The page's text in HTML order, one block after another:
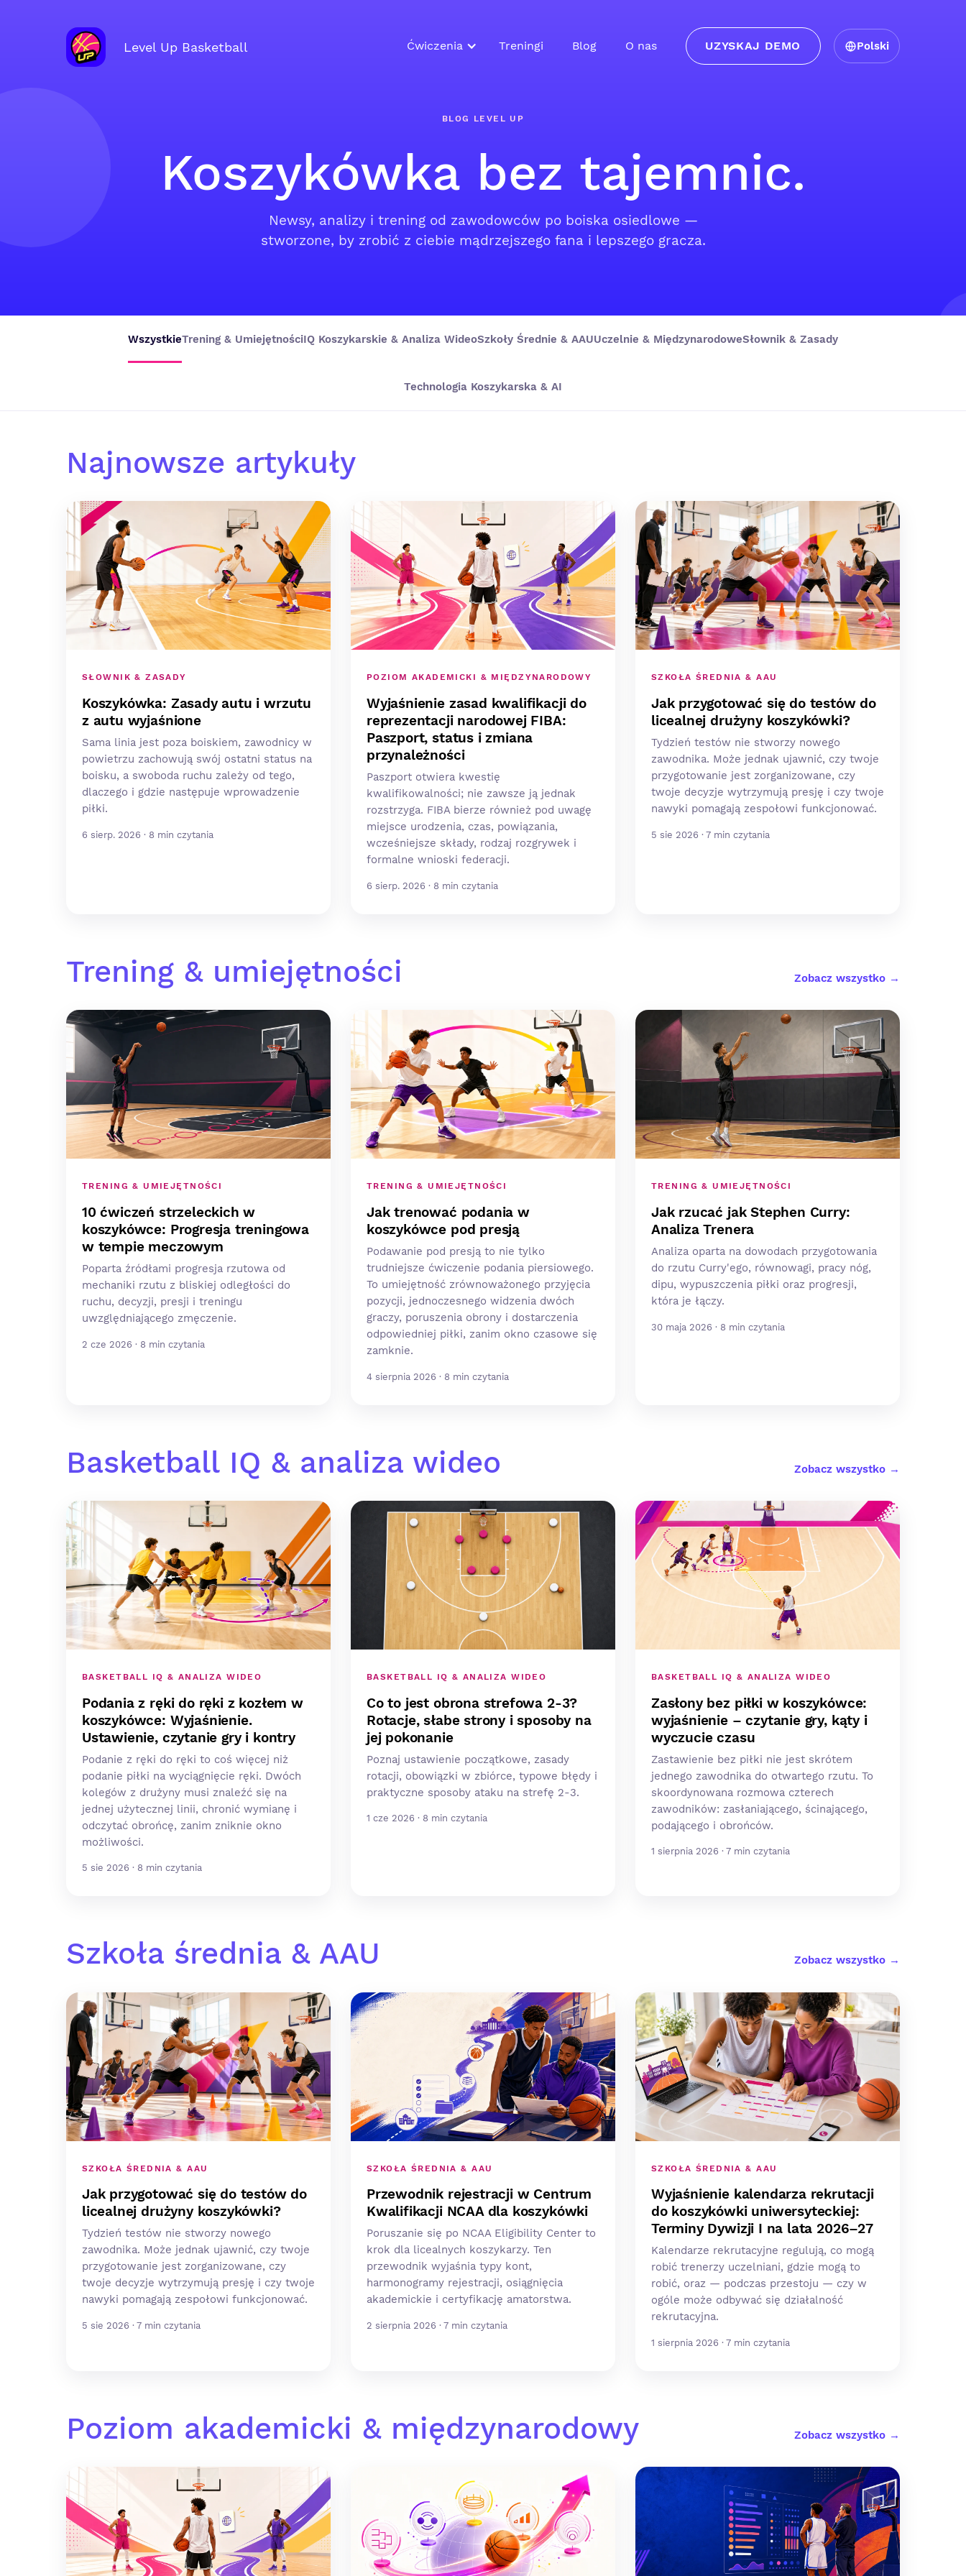
Level Up Basketball Ćwiczenia Treningi Blog O nas UZYSKAJ DEMO Polski
BLOG LEVEL UP
Koszykówka bez tajemnic.
Newsy, analizy i trening od zawodowców po boiska osiedlowe —
stworzone, by zrobić z ciebie mądrzejszego fana i lepszego gracza.
WszystkieTrening & UmiejętnościIQ Koszykarskie & Analiza WideoSzkoły Średnie & AAUUczelnie & MiędzynarodoweSłownik & Zasady
Technologia Koszykarska & AI
Najnowsze artykuły
SŁOWNIK & ZASADY
Koszykówka: Zasady autu i wrzutu
z autu wyjaśnione
Sama linia jest poza boiskiem, zawodnicy w
powietrzu zachowują swój ostatni status na
boisku, a swoboda ruchu zależy od tego,
dlaczego i gdzie następuje wprowadzenie
piłki.
6 sierp. 2026 · 8 min czytania
POZIOM AKADEMICKI & MIĘDZYNARODOWY
Wyjaśnienie zasad kwalifikacji do
reprezentacji narodowej FIBA:
Paszport, status i zmiana
przynależności
Paszport otwiera kwestię
kwalifikowalności; nie zawsze ją jednak
rozstrzyga. FIBA bierze również pod uwagę
miejsce urodzenia, czas, powiązania,
wcześniejsze składy, rodzaj rozgrywek i
formalne wnioski federacji.
6 sierp. 2026 · 8 min czytania
SZKOŁA ŚREDNIA & AAU
Jak przygotować się do testów do
licealnej drużyny koszykówki?
Tydzień testów nie stworzy nowego
zawodnika. Może jednak ujawnić, czy twoje
przygotowanie jest zorganizowane, czy
twoje decyzje wytrzymują presję i czy twoje
nawyki pomagają zespołowi funkcjonować.
5 sie 2026 · 7 min czytania
Trening & umiejętności Zobacz wszystko →
TRENING & UMIEJĘTNOŚCI
10 ćwiczeń strzeleckich w
koszykówce: Progresja treningowa
w tempie meczowym
Poparta źródłami progresja rzutowa od
mechaniki rzutu z bliskiej odległości do
ruchu, decyzji, presji i treningu
uwzględniającego zmęczenie.
2 cze 2026 · 8 min czytania
TRENING & UMIEJĘTNOŚCI
Jak trenować podania w
koszykówce pod presją
Podawanie pod presją to nie tylko
trudniejsze ćwiczenie podania piersiowego.
To umiejętność zrównoważonego przyjęcia
pozycji, jednoczesnego widzenia dwóch
graczy, poruszenia obrony i dostarczenia
odpowiedniej piłki, zanim okno czasowe się
zamknie.
4 sierpnia 2026 · 8 min czytania
TRENING & UMIEJĘTNOŚCI
Jak rzucać jak Stephen Curry:
Analiza Trenera
Analiza oparta na dowodach przygotowania
do rzutu Curry'ego, równowagi, pracy nóg,
dipu, wypuszczenia piłki oraz progresji,
która je łączy.
30 maja 2026 · 8 min czytania
Basketball IQ & analiza wideo Zobacz wszystko →
BASKETBALL IQ & ANALIZA WIDEO
Podania z ręki do ręki z kozłem w
koszykówce: Wyjaśnienie.
Ustawienie, czytanie gry i kontry
Podanie z ręki do ręki to coś więcej niż
podanie piłki na wyciągnięcie ręki. Dwóch
kolegów z drużyny musi znaleźć się na
jednej użytecznej linii, chronić wymianę i
odczytać obrońcę, zanim zniknie okno
możliwości.
5 sie 2026 · 8 min czytania
BASKETBALL IQ & ANALIZA WIDEO
Co to jest obrona strefowa 2-3?
Rotacje, słabe strony i sposoby na
jej pokonanie
Poznaj ustawienie początkowe, zasady
rotacji, obowiązki w zbiórce, typowe błędy i
praktyczne sposoby ataku na strefę 2-3.
1 cze 2026 · 8 min czytania
BASKETBALL IQ & ANALIZA WIDEO
Zasłony bez piłki w koszykówce:
wyjaśnienie – czytanie gry, kąty i
wyczucie czasu
Zastawienie bez piłki nie jest skrótem
jednego zawodnika do otwartego rzutu. To
skoordynowana rozmowa czterech
zawodników: zasłaniającego, ścinającego,
podającego i obrońców.
1 sierpnia 2026 · 7 min czytania
Szkoła średnia & AAU Zobacz wszystko →
SZKOŁA ŚREDNIA & AAU
Jak przygotować się do testów do
licealnej drużyny koszykówki?
Tydzień testów nie stworzy nowego
zawodnika. Może jednak ujawnić, czy twoje
przygotowanie jest zorganizowane, czy
twoje decyzje wytrzymują presję i czy twoje
nawyki pomagają zespołowi funkcjonować.
5 sie 2026 · 7 min czytania
SZKOŁA ŚREDNIA & AAU
Przewodnik rejestracji w Centrum
Kwalifikacji NCAA dla koszykówki
Poruszanie się po NCAA Eligibility Center to
krok dla licealnych koszykarzy. Ten
przewodnik wyjaśnia typy kont,
harmonogramy rejestracji, osiągnięcia
akademickie i certyfikację amatorstwa.
2 sierpnia 2026 · 7 min czytania
SZKOŁA ŚREDNIA & AAU
Wyjaśnienie kalendarza rekrutacji
do koszykówki uniwersyteckiej:
Terminy Dywizji I na lata 2026–27
Kalendarze rekrutacyjne regulują, co mogą
robić trenerzy uczelniani, gdzie mogą to
robić, oraz — podczas przestoju — czy w
ogóle może odbywać się działalność
rekrutacyjna.
1 sierpnia 2026 · 7 min czytania
Poziom akademicki & międzynarodowy Zobacz wszystko →